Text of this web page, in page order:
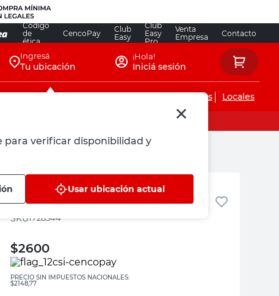
Código
de
ética
CencoPay
Club
Easy
Club
Easy
Pro
Venta
Empresa
Contacto
Ingresá
Tu ubicación
para verificar disponibilidad y
Usar ubicación actual
¡Hola!
Iniciá sesión
Servicios de instalaciones Locales
Sika
Hidrófugo Líquido 1 Kg Sika
:1728344
$2600
PRECIO SIN IMPUESTOS NACIONALES:
$2148,77